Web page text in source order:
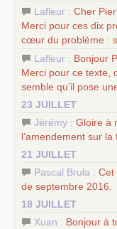
Lafleur : Cher
Merci pour ces dix
cœur du problème :
Lafleur : Bonjour
Merci pour ce texte,
semble qu’il pose
23 JUILLET
Jérémy : Gloire à
l’amendement sur
21 JUILLET
Pascal Brula : Cet
de septembre 2016.
18 JUILLET
Xuan : Bonjour à